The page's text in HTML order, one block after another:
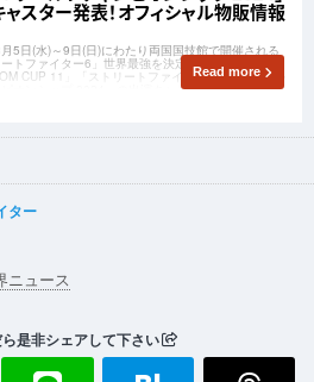
スター発表！オフィシャル物販情報
5日(水)～9日(日)にわたり両国国技館で開催される
ートファイター6」世界最強を決定する大会
CUP 11」「ストリートファイターリーグ: ワール
ピオンシップ 2024」の出演キャスター並びにオフィ
Read more
ター
ニュース
是非シェアして下さい